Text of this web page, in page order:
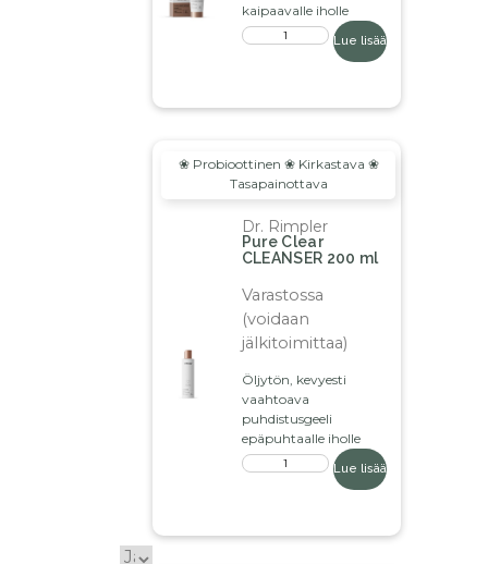
kaipaavalle iholle
Lue lisää
❀Probioottinen ❀ Kirkastava ❀
Tasapainottava
Dr. Rimpler
Pure Clear
CLEANSER 200 ml
Varastossa
(voidaan
jälkitoimittaa)
Öljytön, kevyesti
vaahtoava
puhdistusgeeli
epäpuhtaalle iholle
Lue lisää